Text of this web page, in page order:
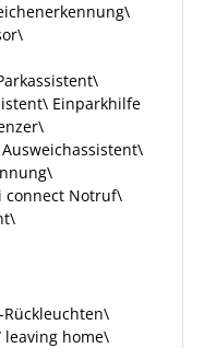
Einparkhilfe
connect Notruf\
Rückleuchten\
home\